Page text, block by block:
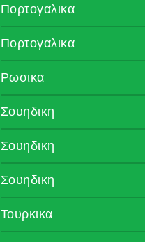
Πορτογαλικα
Πορτογαλικα
Ρωσικα
Σουηδικη
Σουηδικη
Σουηδικη
Τουρκικα